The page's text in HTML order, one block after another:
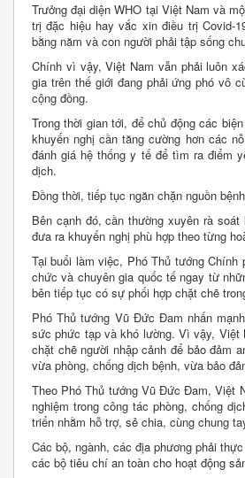
Trưởng đại diện WHO tại Việt Nam và
trị đặc hiệu hay vắc xin điều trị Covid-
bằng năm và con người phải tập sống
Chính vì vậy, Việt Nam vẫn phải luôn
gia trên thế giới đang phải ứng phó vô
cộng đồng.
Trong thời gian tới, để chủ động các
khuyến nghị cần tăng cường hơn các
đánh giá hệ thống y tế để tìm ra điểm
dịch.
Đồng thời, tiếp tục ngăn chặn nguồn
Bên cạnh đó, cần thường xuyên rà
đưa ra khuyến nghị phù hợp theo từng
Tại buổi làm việc, Phó Thủ tướng
chức và chuyên gia quốc tế ngay từ
bên tiếp tục có sự phối hợp chặt chẽ
Phó Thủ tướng Vũ Đức Đam nhấn
sức phức tạp và khó lường. Vì vậy, Việt
chặt chẽ người nhập cảnh để bảo đảm
vừa phòng, chống dịch bệnh, vừa bảo
Theo Phó Thủ tướng Vũ Đức Đam, Việt
nghiệm trong công tác phòng, chống
triển nhằm hỗ trợ, sẻ chia, cùng chung
Các bộ, ngành, các địa phương phải
các bộ tiêu chí an toàn cho hoạt động